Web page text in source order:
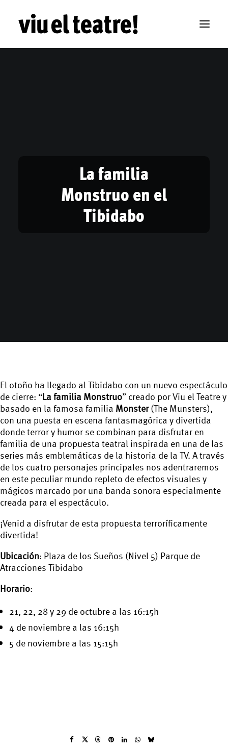
La familia
Monstruo en el
Tibidabo
El otoño ha llegado al Tibidabo con un nuevo espectáculo
de cierre: “La familia Monstruo” creado por Viu el Teatre y
basado en la famosa familia Monster(The Munsters),
con una puesta en escena fantasmagórica y divertida
donde terror y humor se combinan para disfrutar en
familia de una propuesta teatral inspirada en una de las
series más emblemáticas de la historia de la TV. A través
de los cuatro personajes principales nos adentraremos
en este peculiar mundo repleto de efectos visuales y
mágicos marcado por una banda sonora especialmente
creada para el espectáculo.
¡Venid a disfrutar de esta propuesta terroríficamente
divertida!
Ubicación: Plaza de los Sueños (Nivel 5) Parque de
Atracciones Tibidabo
Horario:
21, 22, 28 y 29 de octubre a las 16:15h
4 de noviembre a las 16:15h
5 de noviembre a las 15:15h